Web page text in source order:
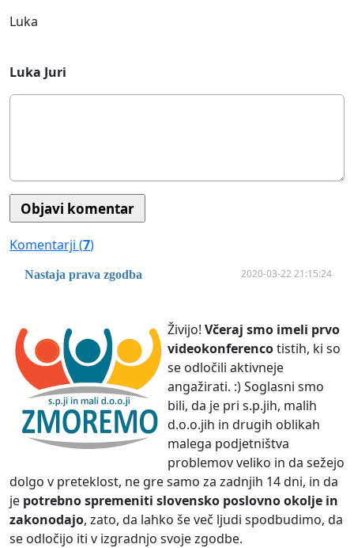
Luka
Luka Juri
Komentarji (7)
Nastaja prava zgodba 2020-03-22 21:15:24
Živijo! Včeraj smo imeli prvo
videokonferencotistih, ki so
se odločili aktivneje
angažirati. :) Soglasni smo
bili, da je pri s.p.jih, malih
d.o.o.jih in drugih oblikah
malega podjetništva
problemov veliko in da sežejo
dolgo v preteklost, ne gre samo za zadnjih 14 dni, in da
je potrebno spremeniti slovensko poslovno okolje in
zakonodajo, zato, da lahko še več ljudi spodbudimo, da
se odločijo iti v izgradnjo svoje zgodbe.